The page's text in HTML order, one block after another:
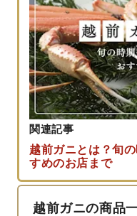
関連記事
越前ガニとは？旬
すめのお店まで
越前ガニの商品